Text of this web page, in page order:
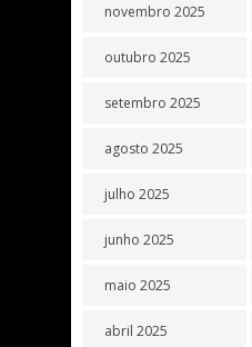
novembro 2025
outubro 2025
setembro 2025
agosto 2025
julho 2025
junho 2025
maio 2025
abril 2025